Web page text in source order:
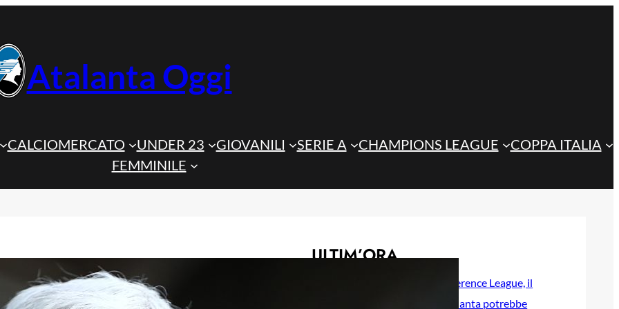
Atalanta Oggi
CALCIOMERCATO UNDER 23 GIOVANILI SERIE A CHAMPIONS LEAGUE
COPPA ITALIA
FEMMINILE
ULTIM’ORA
Playoff di Conference League, il
ritorno dell’Atalanta potrebbe